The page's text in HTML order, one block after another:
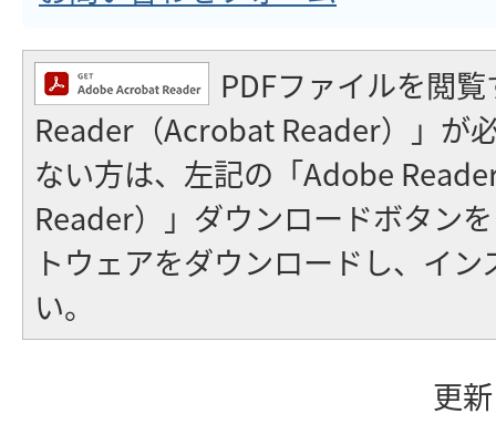
PDFファイルを閲
Reader（Acrobat Reader）」が
ない方は、左記の「Adobe
Reader）」ダウンロードボタン
トウェアをダウンロードし、イ
い。
更